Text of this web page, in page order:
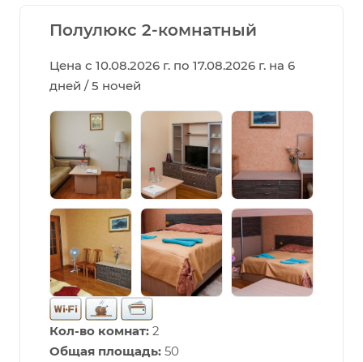
Полулюкс 2-комнатный
Цена с 10.08.2026 г. по 17.08.2026 г. на 6
дней / 5 ночей
Кол-во комнат: 2
Общая площадь: 50